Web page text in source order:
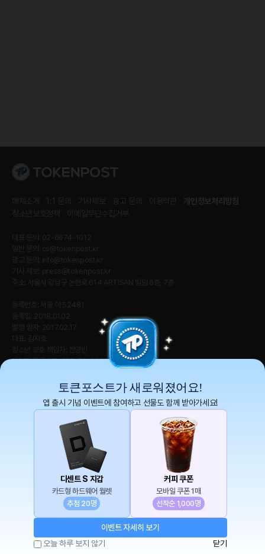
매체소개 기사제보 광고 문의 이용약관
개인정보처리방침
청소년보호정책
이메일무단수집거부
대표 문의: 02-6674-1012
일반 문의: cs@tokenpost.kr
광고 문의:
info@tokenpost.kr
기사 제보: press@tokenpost.kr
주소: 서울시 강남구 논현로 614 ARTISAN 빌딩 6층, 7층
등록번호: 서울 아 52481
등록일: 2018.01.02
발행 일자: 2017.02.17
대표: 김지호
청소년 보호 책임자: 전영빈
사업자 등록번호: 232-88-00885
직업정보제공사업신고번호 : J1204020230009
토큰포스트(tokenpost)의 모든 컨텐츠는 저작권 법의 보호를 받는 바, 무단 전재, 복
Copyright ⓒ 2026 토큰포스트. All Rights Reserved.
토큰포스트가 새로워졌어요!
앱 출시 기념 이벤트에 참여하고 선물도 함께 받아가세요!
디센트 S 지갑
카드형 하드웨어 월렛
추첨 20명
커피 쿠폰
모바일 쿠폰 1매
선착순 1,000명
이벤트 자세히 보기
오늘 하루 보지 않기
닫기